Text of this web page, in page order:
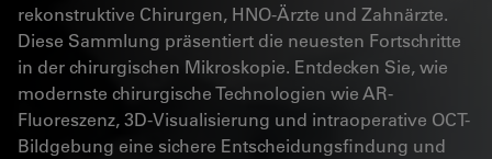
rekonstruktive Chirurgen, HNO-Ärzte und Zahnärzte.
Diese Sammlung präsentiert die neuesten Fortschritte
in der chirurgischen Mikroskopie. Entdecken Sie, wie
modernste chirurgische Technologien wie AR-
Fluoreszenz, 3D-Visualisierung und intraoperative OCT-
Bildgebung eine sichere Entscheidungsfindung und